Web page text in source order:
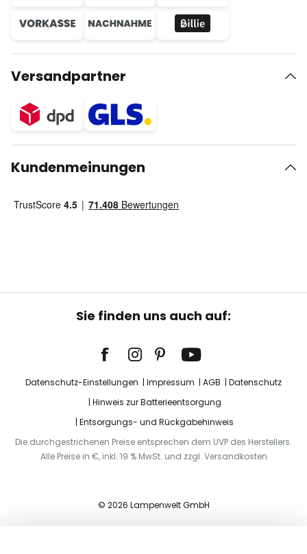
Versandpartner
Kundenmeinungen
Sie finden uns auch auf:
Datenschutz-Einstellungen Impressum AGB
Datenschutz
Hinweis zur Batterieentsorgung
Entsorgungs- und Rückgabehinweis
Die durchgestrichenen Preise entsprechen dem UVP des Herstellers.
Alle Preise in €, inkl. 19 % MwSt. und zzgl. Versandkosten
© 2026 Lampenwelt GmbH